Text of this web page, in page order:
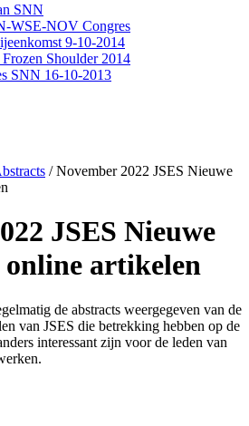
SNN
WSE-NOV Congres
9-10-2014
Shoulder 2014
SNN 16-10-2013
/November 2022 JSES Nieuwe
JSES Nieuwe
online artikelen
de abstracts weergegeven van de
van JSES die betrekking hebben op de
interessant zijn voor de leden van